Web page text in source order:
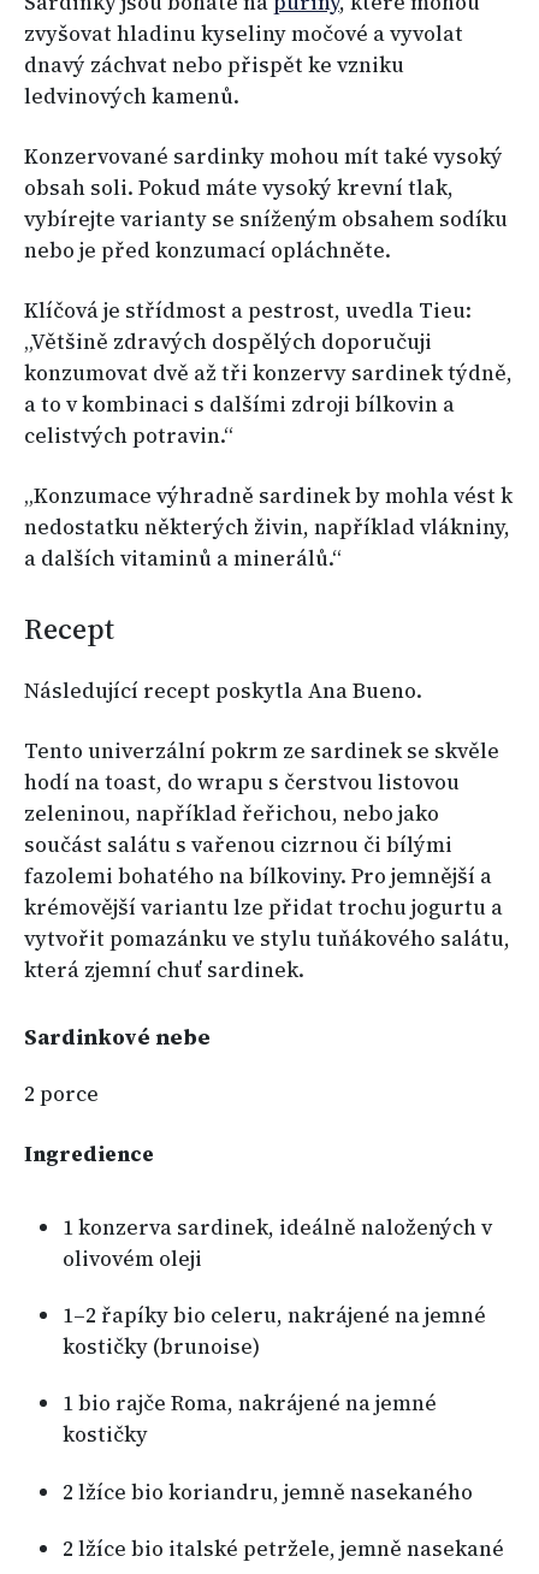
zvyšovat hladinu kyseliny močové a vyvolat
dnavý záchvat nebo přispět ke vzniku
ledvinových kamenů.
Konzervované sardinky mohou mít také vysoký
obsah soli. Pokud máte vysoký krevní tlak,
vybírejte varianty se sníženým obsahem sodíku
nebo je před konzumací opláchněte.
Klíčová je střídmost a pestrost, uvedla Tieu:
„Většině zdravých dospělých doporučuji
konzumovat dvě až tři konzervy sardinek týdně,
a to v kombinaci s dalšími zdroji bílkovin a
celistvých potravin.“
„Konzumace výhradně sardinek by mohla vést k
nedostatku některých živin, například vlákniny,
a dalších vitaminů a minerálů.“
Recept
Následující recept poskytla Ana Bueno.
Tento univerzální pokrm ze sardinek se skvěle
hodí na toast, do wrapu s čerstvou listovou
zeleninou, například řeřichou, nebo jako
součást salátu s vařenou cizrnou či bílými
fazolemi bohatého na bílkoviny. Pro jemnější a
krémovější variantu lze přidat trochu jogurtu a
vytvořit pomazánku ve stylu tuňákového salátu,
která zjemní chuť sardinek.
Sardinkové nebe
2 porce
Ingredience
1 konzerva sardinek, ideálně naložených v
olivovém oleji
1–2 řapíky bio celeru, nakrájené na jemné
kostičky (brunoise)
1 bio rajče Roma, nakrájené na jemné
kostičky
2 lžíce bio koriandru, jemně nasekaného
2 lžíce bio italské petržele, jemně nasekané